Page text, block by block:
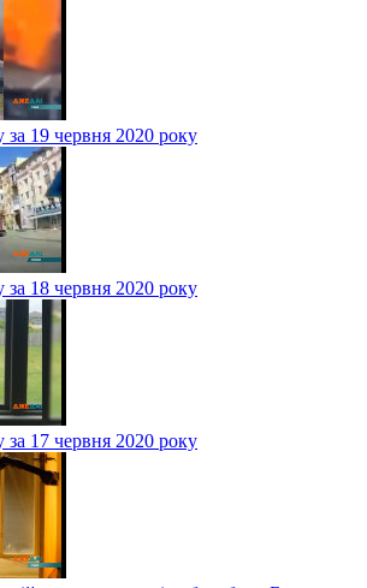
за 19 червня 2020 року
за 18 червня 2020 року
за 17 червня 2020 року